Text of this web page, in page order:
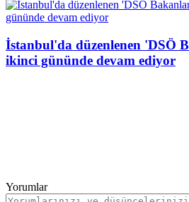
İstanbul'da düzenlenen 'DSÖ
ikinci gününde devam ediyor
Yorumlar